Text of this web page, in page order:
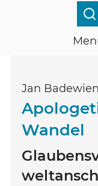
Jan Badewien
Wandel